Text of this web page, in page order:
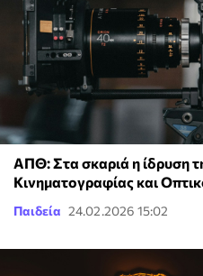
ΑΠΘ: Στα σκαριά η ίδρυση
Κινηματογραφίας και
Παιδεία 24.02.2026 15:02